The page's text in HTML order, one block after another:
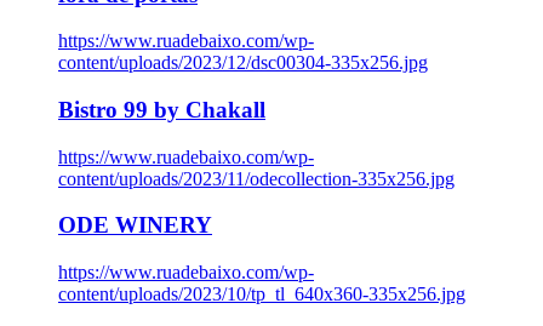
https://www.ruadebaixo.com/wp-
content/uploads/2023/12/dsc00304-335x256.jpg
Bistro 99 by Chakall
https://www.ruadebaixo.com/wp-
content/uploads/2023/11/odecollection-335x256.jpg
ODE WINERY
https://www.ruadebaixo.com/wp-
content/uploads/2023/10/tp_tl_640x360-335x256.jpg